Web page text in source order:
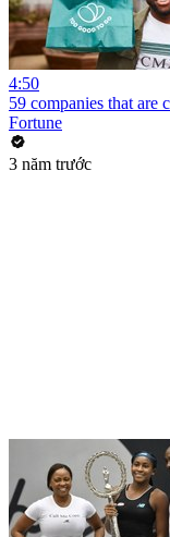
4:50
59 companies that are
Fortune
3 năm trước